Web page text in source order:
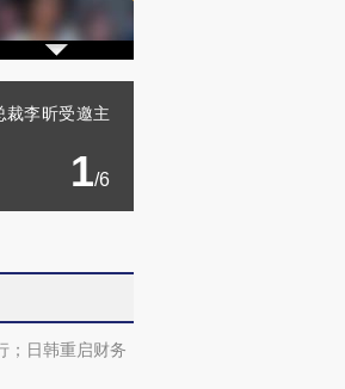
裁李昕受邀主
1/6
；日韩重启财务